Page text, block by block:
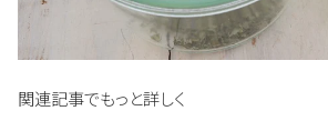
関連記事でもっと詳しく